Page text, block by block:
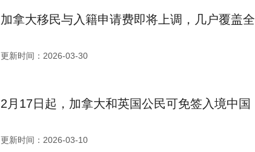
加拿大移民与入籍申请费即将上调，几户覆盖全
更新时间：2026-03-30
2月17日起，加拿大和英国公民可免签入境中国
更新时间：2026-03-10